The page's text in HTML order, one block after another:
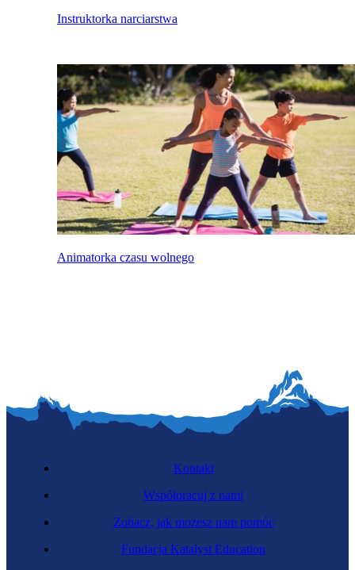
Instruktorka narciarstwa
Animatorka czasu wolnego
Kontakt
Współpracuj z nami
Zobacz, jak możesz nam pomóc
Fundacja Katalyst Education